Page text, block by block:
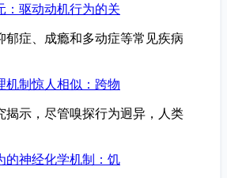
：驱动动机行为的关
郁症、成瘾和多动症等常见疾病
机制惊人相似：跨物
揭示，尽管嗅探行为迥异，人类
的神经化学机制：饥